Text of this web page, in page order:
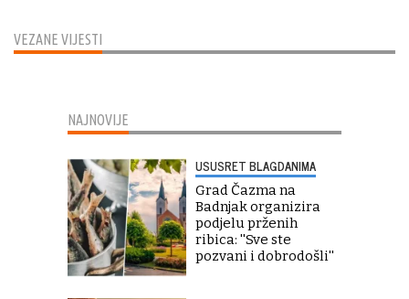
VEZANE VIJESTI
NAJNOVIJE
USUSRET BLAGDANIMA
Grad Čazma na
Badnjak organizira
podjelu prženih
ribica: ''Sve ste
pozvani i dobrodošli''